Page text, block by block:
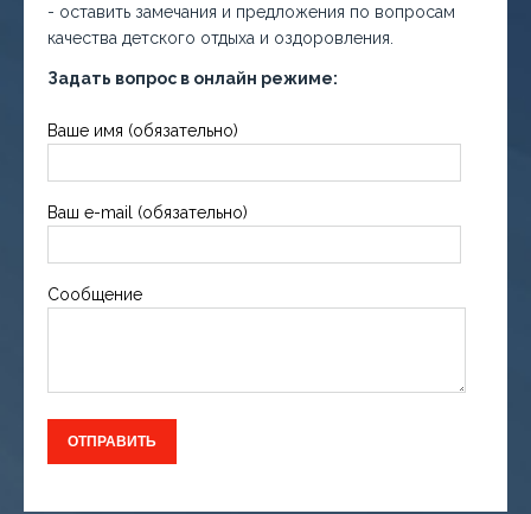
- оставить замечания и предложения по вопросам
качества детского отдыха и оздоровления.
Задать вопрос в онлайн режиме:
Ваше имя (обязательно)
Ваш e-mail (обязательно)
Сообщение